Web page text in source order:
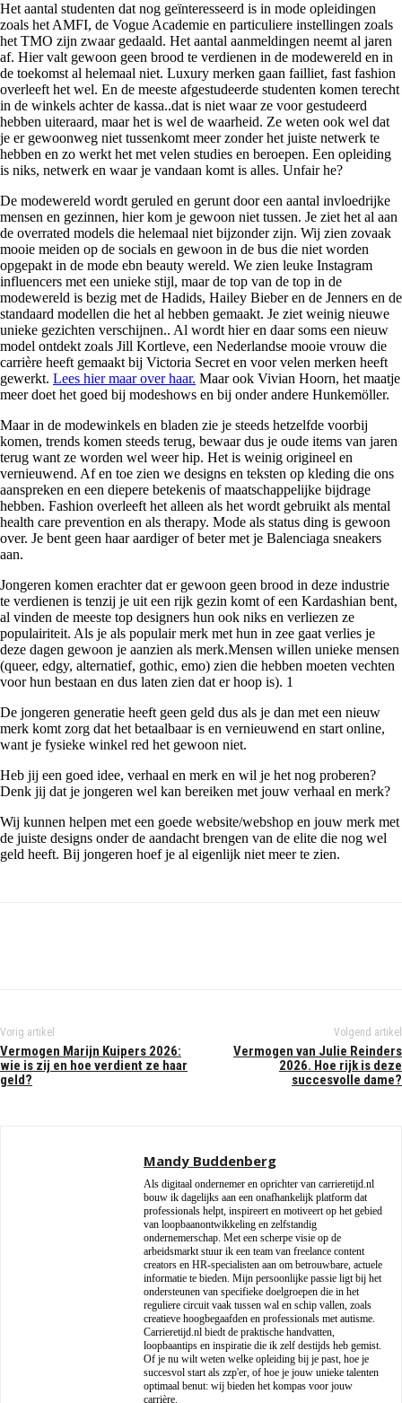
Het aantal studenten dat nog geïnteresseerd is in mode opleidingen
zoals het AMFI, de Vogue Academie en particuliere instellingen zoals
het TMO zijn zwaar gedaald. Het aantal aanmeldingen neemt al jaren
af. Hier valt gewoon geen brood te verdienen in de modewereld en in
de toekomst al helemaal niet. Luxury merken gaan failliet, fast fashion
overleeft het wel. En de meeste afgestudeerde studenten komen terecht
in de winkels achter de kassa..dat is niet waar ze voor gestudeerd
hebben uiteraard, maar het is wel de waarheid. Ze weten ook wel dat
je er gewoonweg niet tussenkomt meer zonder het juiste netwerk te
hebben en zo werkt het met velen studies en beroepen. Een opleiding
is niks, netwerk en waar je vandaan komt is alles. Unfair he?
De modewereld wordt geruled en gerunt door een aantal invloedrijke
mensen en gezinnen, hier kom je gewoon niet tussen. Je ziet het al aan
de overrated models die helemaal niet bijzonder zijn. Wij zien zovaak
mooie meiden op de socials en gewoon in de bus die niet worden
opgepakt in de mode ebn beauty wereld. We zien leuke Instagram
influencers met een unieke stijl, maar de top van de top in de
modewereld is bezig met de Hadids, Hailey Bieber en de Jenners en de
standaard modellen die het al hebben gemaakt. Je ziet weinig nieuwe
unieke gezichten verschijnen.. Al wordt hier en daar soms een nieuw
model ontdekt zoals Jill Kortleve, een Nederlandse mooie vrouw die
carrière heeft gemaakt bij Victoria Secret en voor velen merken heeft
gewerkt. Lees hier maar over haar. Maar ook Vivian Hoorn, het maatje
meer doet het goed bij modeshows en bij onder andere Hunkemöller.
Maar in de modewinkels en bladen zie je steeds hetzelfde voorbij
komen, trends komen steeds terug, bewaar dus je oude items van jaren
terug want ze worden wel weer hip. Het is weinig origineel en
vernieuwend. Af en toe zien we designs en teksten op kleding die ons
aanspreken en een diepere betekenis of maatschappelijke bijdrage
hebben. Fashion overleeft het alleen als het wordt gebruikt als mental
health care prevention en als therapy. Mode als status ding is gewoon
over. Je bent geen haar aardiger of beter met je Balenciaga sneakers
aan.
Jongeren komen erachter dat er gewoon geen brood in deze industrie
te verdienen is tenzij je uit een rijk gezin komt of een Kardashian bent,
al vinden de meeste top designers hun ook niks en verliezen ze
populairiteit. Als je als populair merk met hun in zee gaat verlies je
deze dagen gewoon je aanzien als merk.Mensen willen unieke mensen
(queer, edgy, alternatief, gothic, emo) zien die hebben moeten vechten
voor hun bestaan en dus laten zien dat er hoop is). 1
De jongeren generatie heeft geen geld dus als je dan met een nieuw
merk komt zorg dat het betaalbaar is en vernieuwend en start online,
want je fysieke winkel red het gewoon niet.
Heb jij een goed idee, verhaal en merk en wil je het nog proberen?
Denk jij dat je jongeren wel kan bereiken met jouw verhaal en merk?
Wij kunnen helpen met een goede website/webshop en jouw merk met
de juiste designs onder de aandacht brengen van de elite die nog wel
geld heeft. Bij jongeren hoef je al eigenlijk niet meer te zien.
Vorig artikel
Vermogen Marijn Kuipers 2026:
wie is zij en hoe verdient ze haar
geld?
Volgend artikel
Vermogen van Julie Reinders
2026. Hoe rijk is deze
succesvolle dame?
Mandy Buddenberg
Als digitaal ondernemer en oprichter van carrieretijd.nl
bouw ik dagelijks aan een onafhankelijk platform dat
professionals helpt, inspireert en motiveert op het gebied
van loopbaanontwikkeling en zelfstandig
ondernemerschap. Met een scherpe visie op de
arbeidsmarkt stuur ik een team van freelance content
creators en HR-specialisten aan om betrouwbare, actuele
informatie te bieden. Mijn persoonlijke passie ligt bij het
ondersteunen van specifieke doelgroepen die in het
reguliere circuit vaak tussen wal en schip vallen, zoals
creatieve hoogbegaafden en professionals met autisme.
Carrieretijd.nl biedt de praktische handvatten,
loopbaantips en inspiratie die ik zelf destijds heb gemist.
Of je nu wilt weten welke opleiding bij je past, hoe je
succesvol start als zzp'er, of hoe je jouw unieke talenten
optimaal benut: wij bieden het kompas voor jouw
carrière.